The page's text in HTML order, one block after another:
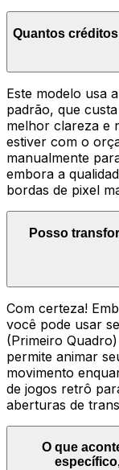
Quantos
Este modelo usa
padrão, que
melhor clareza e
estiver com o
manualmente
embora a
bordas de pixel
Posso
Com certeza!
você pode usar
(Primeiro
permite animar
movimento
de jogos retrô
aberturas de
O que